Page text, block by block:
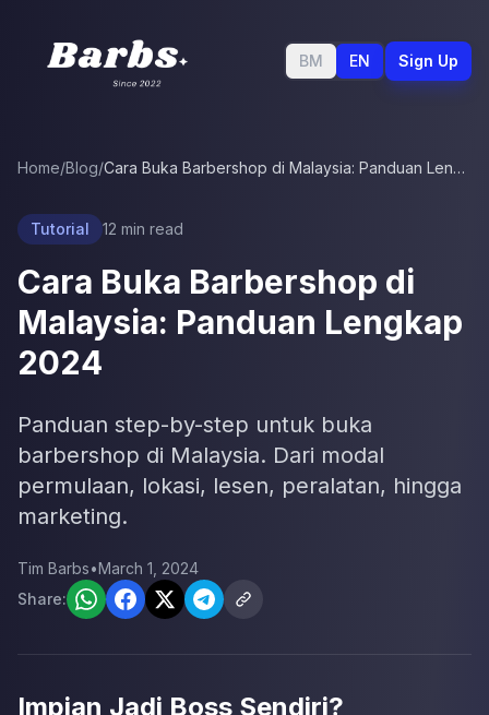
BM EN Sign Up
Home/Blog/ Cara Buka Barbershop di Malaysia: Panduan Lengkap 2024
Tutorial 12 min read
Cara Buka Barbershop di
Malaysia: Panduan Lengkap
2024
Panduan step-by-step untuk buka
barbershop di Malaysia. Dari modal
permulaan, lokasi, lesen, peralatan, hingga
marketing.
Tim Barbs•March 1, 2024
Share:
Impian Jadi Boss Sendiri?